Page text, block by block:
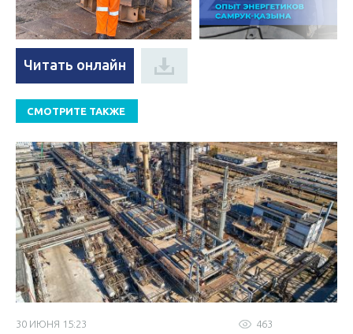
Читать онлайн
СМОТРИТЕ ТАКЖЕ
463
30 ИЮНЯ 15:23